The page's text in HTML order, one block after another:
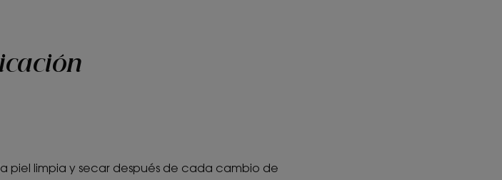
de pañal con certificación orgánica
Sin perfume
piel limpia y secar después de cada cambio de